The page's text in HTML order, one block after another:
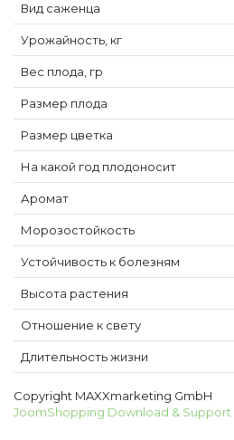
Вид саженца
Урожайность, кг
Вес плода, гр
Размер плода
Размер цветка
На какой год плодоносит
Аромат
Морозостойкость
Устойчивость к болезням
Высота растения
Отношение к свету
Длительность жизни
Copyright MAXXmarketing GmbH
JoomShopping Download & Support